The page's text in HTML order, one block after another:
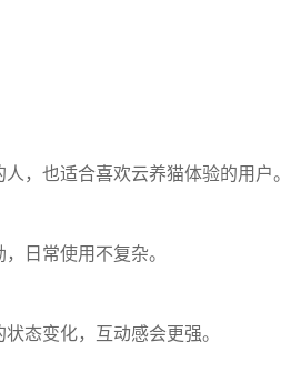
，也适合喜欢云养猫体验的用户。
日常使用不复杂。
态变化，互动感会更强。